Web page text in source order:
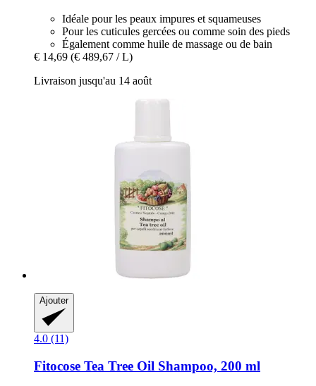
Idéale pour les peaux impures et squameuses
Pour les cuticules gercées ou comme soin des pieds
Également comme huile de massage ou de bain
€ 14,69 (€ 489,67 / L)
Livraison jusqu'au 14 août
Ajouter
4.0 (11)
Fitocose Tea Tree Oil Shampoo, 200 ml